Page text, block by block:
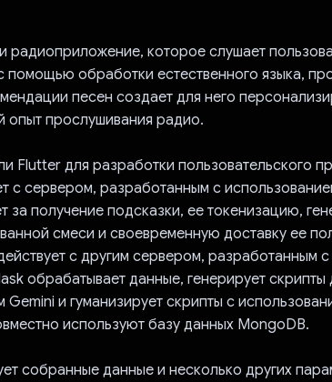
радиоприложение, которое слушает
помощью обработки естественного языка,
песен создает для него
опыт прослушивания радио.
Flutter для разработки пользовательского
с сервером, разработанным с
за получение подсказки, ее токенизацию,
смеси и своевременную доставку ее
с другим сервером, разработанным
обрабатывает данные, генерирует скрипты
Gemini и гуманизирует скрипты с
используют базу данных MongoDB.
собранные данные и несколько других